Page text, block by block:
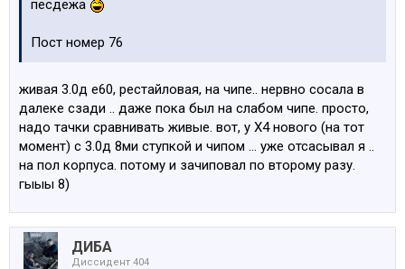
песдежа
Пост номер 76
живая 3.0д е60, рестайловая, на чипе.. нервно сосала в
далеке сзади .. даже пока был на слабом чипе. просто,
надо тачки сравнивать живые. вот, у Х4 нового (на тот
момент) с 3.0д 8ми ступкой и чипом ... уже отсасывал я ..
на пол корпуса. потому и зачиповал по второму разу.
гыыы 8)
ДИБА
Диссидент 404